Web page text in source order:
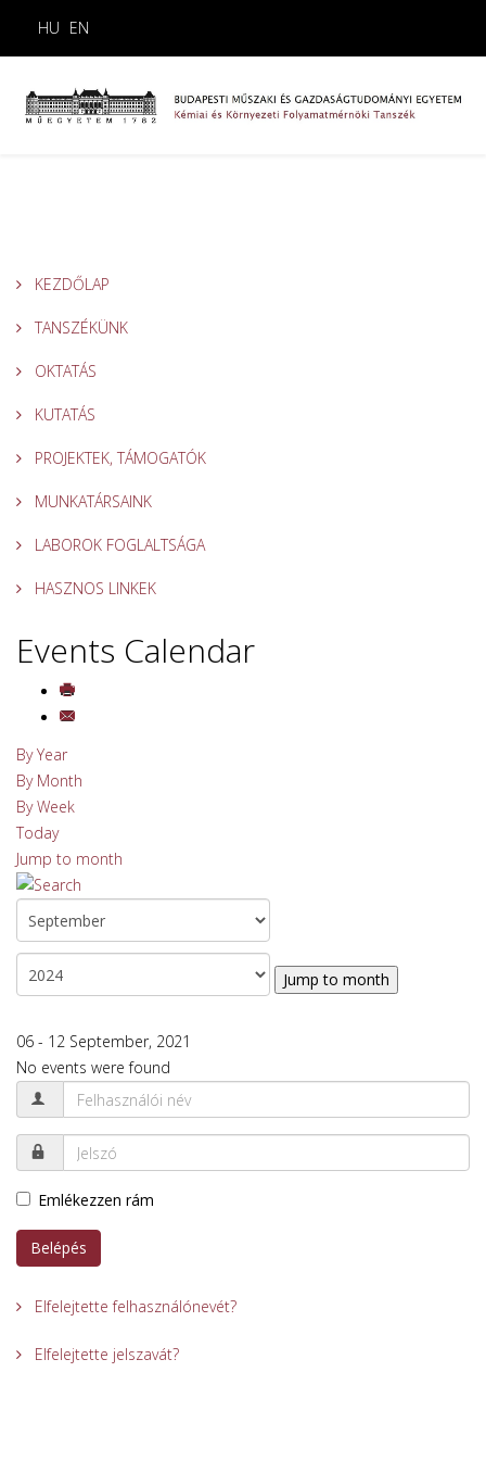
HU EN
KEZDŐLAP
TANSZÉKÜNK
OKTATÁS
KUTATÁS
PROJEKTEK, TÁMOGATÓK
MUNKATÁRSAINK
LABOROK FOGLALTSÁGA
HASZNOS LINKEK
Events Calendar
By Year
By Month
By Week
Today
Jump to month
Jump to month
06 - 12 September, 2021
No events were found
Emlékezzen rám
Belépés
Elfelejtette felhasználónevét?
Elfelejtette jelszavát?